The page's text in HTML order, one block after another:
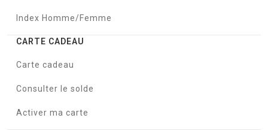
Index Homme/Femme
CARTE CADEAU
Carte cadeau
Consulter le solde
Activer ma carte